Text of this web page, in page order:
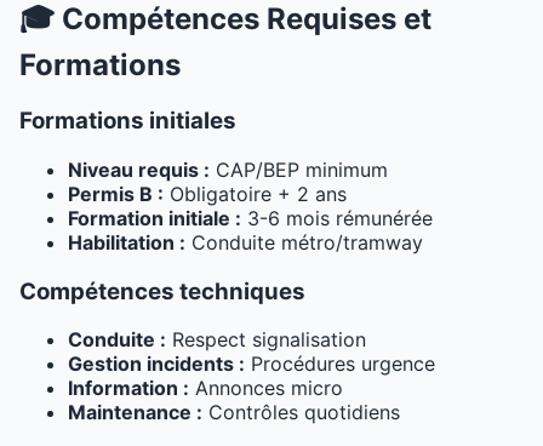
🎓 Compétences Requises et
Formations
Formations initiales
Niveau requis : CAP/BEP minimum
Permis B : Obligatoire + 2 ans
Formation initiale : 3-6 mois rémunérée
Habilitation : Conduite métro/tramway
Compétences techniques
Conduite : Respect signalisation
Gestion incidents : Procédures urgence
Information : Annonces micro
Maintenance : Contrôles quotidiens